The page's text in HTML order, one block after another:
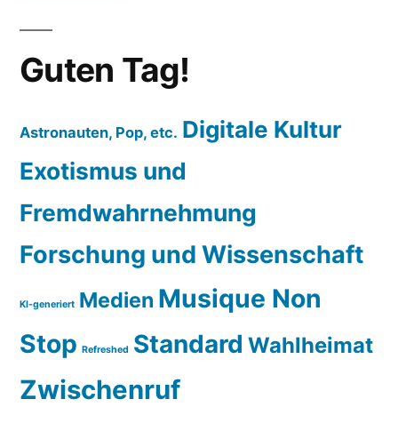
Guten Tag!
Astronauten, Pop, etc. Digitale Kultur
Exotismus und
Fremdwahrnehmung
Forschung und Wissenschaft
KI-generiert Medien Musique Non
Stop Refreshed Standard Wahlheimat
Zwischenruf